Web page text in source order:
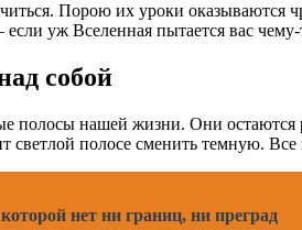
Порою их уроки оказываются
уж Вселенная пытается вас чему-
собой
полосы нашей жизни. Они
светлой полосе сменить темную.
нет ни границ, ни преград